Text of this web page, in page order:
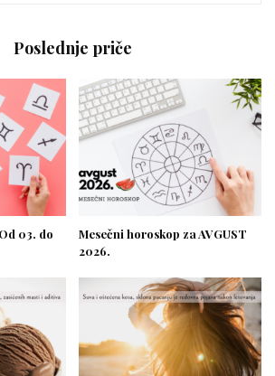
Poslednje priče
03. do
Mesečni horoskop za AVGUST
2026.